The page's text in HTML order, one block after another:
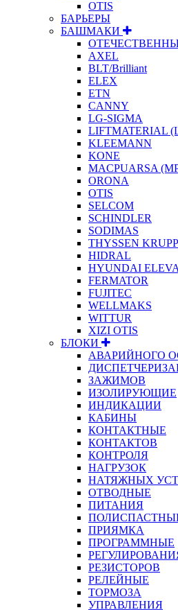
OTIS
БАРЬЕРЫ
БАШМАКИ
AXEL
BLT/Brilliant
ELEX
ETN
CANNY
LG-SIGMA
LIFTMATERIAL
KLEEMANN
KONE
MACPUARSA
ORONA
OTIS
SELCOM
SCHINDLER
SODIMAS
THYSSEN KRUPP
HIDRAL
HYUNDAI
FERMATOR
FUJITEC
WELLMAKS
WITTUR
XIZI OTIS
БЛОКИ
АВАРИЙНОГО
ЗАЖИМОВ
ИЗОЛИРУЮЩИЕ
ИНДИКАЦИИ
КАБИНЫ
КОНТАКТНЫЕ
КОНТАКТОВ
КОНТРОЛЯ
НАГРУЗОК
НАТЯЖНЫХ
ОТВОДНЫЕ
ПИТАНИЯ
ПРИЯМКА
ПРОГРАММНЫЕ
РЕЗИСТОРОВ
РЕЛЕЙНЫЕ
ТОРМОЗА
УПРАВЛЕНИЯ